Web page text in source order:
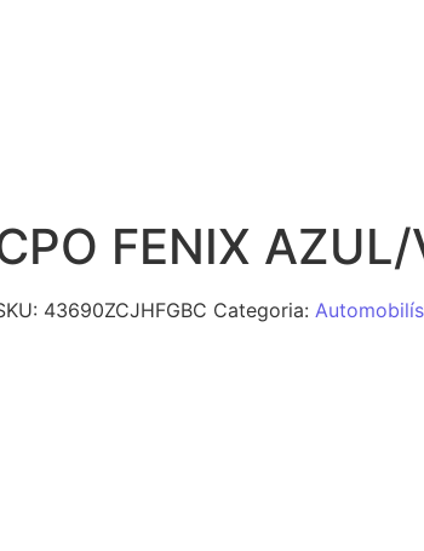
FENIX
43690ZCJHFGBC Categoria: